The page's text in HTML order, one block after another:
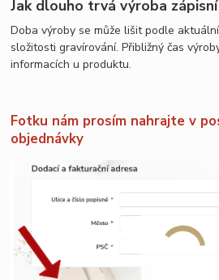
Jak dlouho trvá výroba
Doba výroby se může lišit podle
složitosti gravírování. Přibližný čas
informacích u produktu.
Fotku nám prosím nahrajte v
objednávky